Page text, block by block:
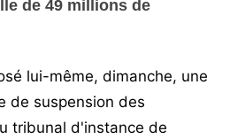
de 49 millions de
lui-même, dimanche, une
de suspension des
tribunal d'instance de